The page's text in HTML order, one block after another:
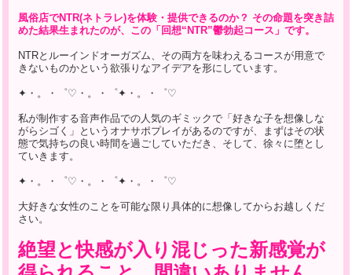
風俗店でNTR(ネトラレ)を体験・提供できるのか？ その命題を突き詰
めた結果生まれたのが、この「回想“NTR”鬱勃起コース」です。
NTRとルーインドオーガズム、その両方を味わえるコースが用意で
きないものかという欲張りなアイデアを形にしています。
✦・。・゜♡・。・゜✦・。・゜♡
私が制作する音声作品での人気のギミックで「好きな子を想像しな
がらシゴく」というオナサポプレイがあるのですが、まずはその状
態で気持ちの良い時間を過ごしていただき、そして、徐々に堕とし
ていきます。
✦・。・゜♡・。・゜✦・。・゜♡
大好きな女性のことを可能な限り具体的に想像してからお越しくだ
さい。
絶望と快感が入り混じった新感覚が